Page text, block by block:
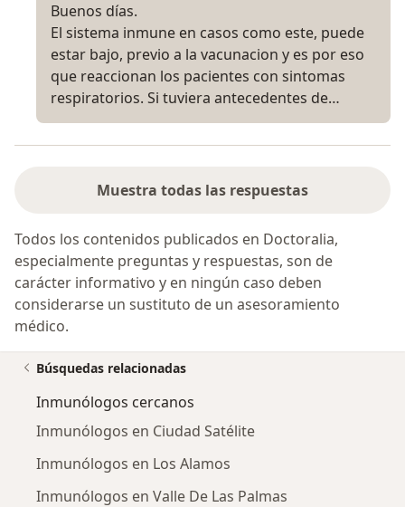
Buenos días.
El sistema inmune en casos como este, puede
estar bajo, previo a la vacunacion y es por eso
que reaccionan los pacientes con sintomas
respiratorios. Si tuviera antecedentes de…
Muestra todas las respuestas
Todos los contenidos publicados en Doctoralia,
especialmente preguntas y respuestas, son de
carácter informativo y en ningún caso deben
considerarse un sustituto de un asesoramiento
médico.
Búsquedas relacionadas
Inmunólogos cercanos
Inmunólogos en Ciudad Satélite
Inmunólogos en Los Alamos
Inmunólogos en Valle De Las Palmas